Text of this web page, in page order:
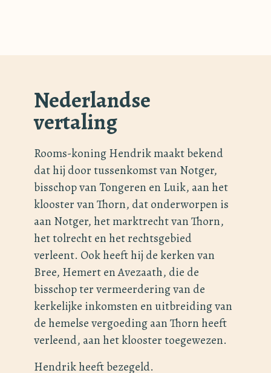
Nederlandse
vertaling
Rooms-koning Hendrik maakt bekend
dat hij door tussenkomst van Notger,
bisschop van Tongeren en Luik, aan het
klooster van Thorn, dat onderworpen is
aan Notger, het marktrecht van Thorn,
het tolrecht en het rechtsgebied
verleent. Ook heeft hij de kerken van
Bree, Hemert en Avezaath, die de
bisschop ter vermeerdering van de
kerkelijke inkomsten en uitbreiding van
de hemelse vergoeding aan Thorn heeft
verleend, aan het klooster toegewezen.
Hendrik heeft bezegeld.